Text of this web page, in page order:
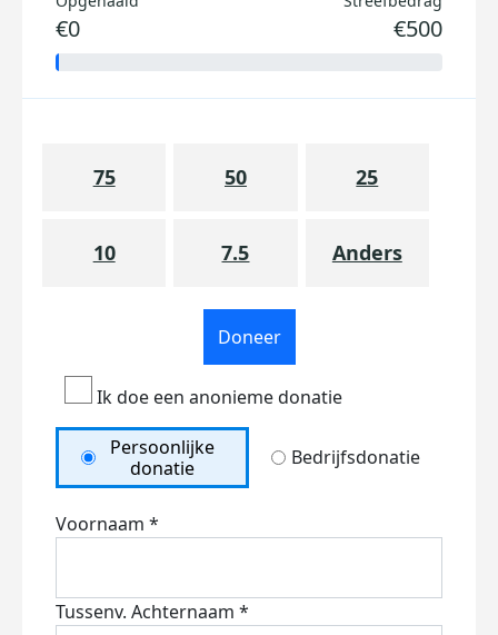
€0 €500
75 50 25
10 7.5 Anders
Doneer
Ik doe een anonieme donatie
Persoonlijke
donatie
Bedrijfsdonatie
Voornaam *
Tussenv. Achternaam *